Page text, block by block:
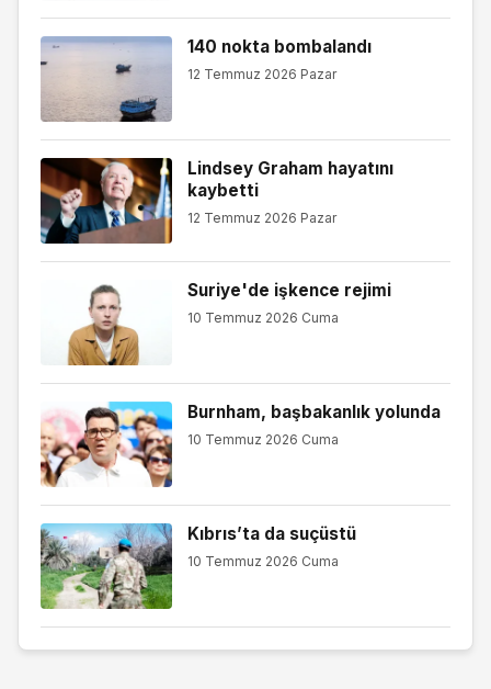
140 nokta bombalandı
12 Temmuz 2026 Pazar
Lindsey Graham hayatını
kaybetti
12 Temmuz 2026 Pazar
Suriye'de işkence rejimi
10 Temmuz 2026 Cuma
Burnham, başbakanlık yolunda
10 Temmuz 2026 Cuma
Kıbrıs’ta da suçüstü
10 Temmuz 2026 Cuma